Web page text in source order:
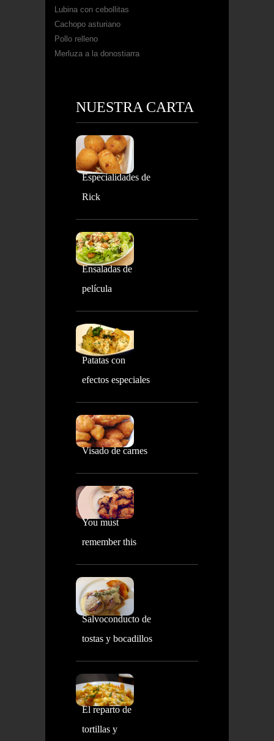
Lubina con cebollitas
Cachopo asturiano
Pollo relleno
Merluza a la donostiarra
NUESTRA CARTA
Especialidades de
Rick
Ensaladas de
película
Patatas con
efectos especiales
Visado de carnes
You must
remember this
Salvoconducto de
tostas y bocadillos
El reparto de
tortillas y